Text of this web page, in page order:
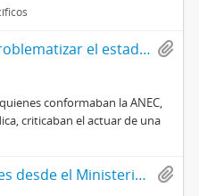
Carta a Fernando Jiménez con motivo de problematizar el estado de la ANEC
conformaban la ANEC,
criticaban el actuar de una
Carta firmada a Francisco Bulnes Sanfuentes desde el Ministerio del Interior de Chile